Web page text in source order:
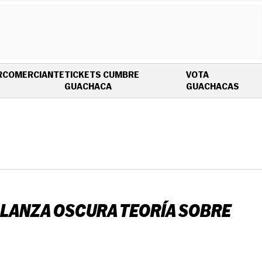
COMERCIANTETICKETS CUMBRE
GUACHACAOPENS IN NEW WINDOW
VOTA
GUACHACAS
OSCURA TEORÍA SOBRE